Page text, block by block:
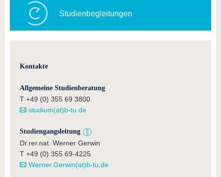
Studienbegleitungen
Kontakte
Allgemeine Studienberatung
T +49 (0) 355 69 3800
studium(at)b-tu.de
Studiengangsleitung
Dr.rer.nat. Werner Gerwin
T +49 (0) 355 69-4225
Werner.Gerwin(at)b-tu.de